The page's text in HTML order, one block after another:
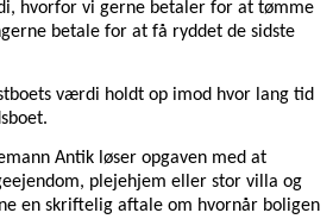
hvorfor vi gerne betaler for at tømme
betale for at få ryddet de sidste
værdi holdt op imod hvor lang tid
Antik løser opgaven med at
plejehjem eller stor villa og
en skriftelig aftale om hvornår boligen